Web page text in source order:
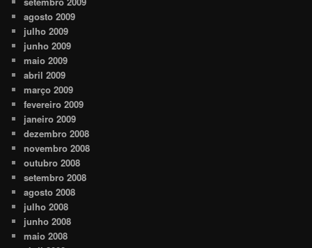
agosto 2009
julho 2009
junho 2009
maio 2009
abril 2009
março 2009
fevereiro 2009
janeiro 2009
dezembro 2008
novembro 2008
outubro 2008
setembro 2008
agosto 2008
julho 2008
junho 2008
maio 2008